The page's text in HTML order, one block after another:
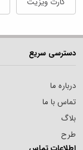
دسترسی سریع
درباره ما
تماس با ما
بلاگ
طرح